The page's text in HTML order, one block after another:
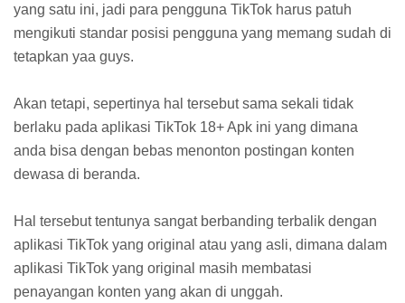
yang satu ini, jadi para pengguna TikTok harus patuh
mengikuti standar posisi pengguna yang memang sudah di
tetapkan yaa guys.
Akan tetapi, sepertinya hal tersebut sama sekali tidak
berlaku pada aplikasi TikTok 18+ Apk ini yang dimana
anda bisa dengan bebas menonton postingan konten
dewasa di beranda.
Hal tersebut tentunya sangat berbanding terbalik dengan
aplikasi TikTok yang original atau yang asli, dimana dalam
aplikasi TikTok yang original masih membatasi
penayangan konten yang akan di unggah.